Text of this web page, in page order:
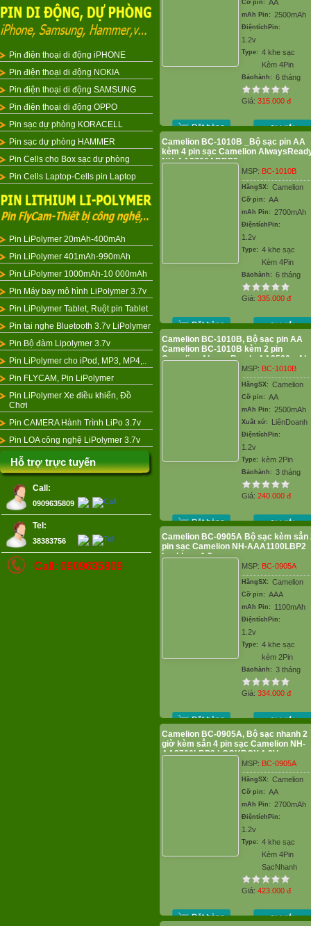
Pin điện thoại di động iPHONE
Pin điện thoại di động NOKIA
Pin điện thoại di động SAMSUNG
Pin điện thoại di động OPPO
Pin sạc dự phòng KORACELL
Pin sạc dự phòng HAMMER
Pin Cells cho Box sạc dự phòng
Pin Cells Laptop-Cells pin Laptop
Pin LiPolymer 20mAh-400mAh
Pin LiPolymer 401mAh-990mAh
Pin LiPolymer 1000mAh-10 000mAh
Pin Máy bay mô hình LiPolymer 3.7v
Pin LiPolymer Tablet, Ruột pin Tablet
Pin tai nghe Bluetooth 3.7v LiPolymer
Pin Bộ đàm Lipolymer 3.7v
Pin LiPolymer cho iPod, MP3, MP4,..
Pin FLYCAM, Pin LiPolymer
Pin LiPolymer Xe điều khiển, Đồ
Chơi
Pin CAMERA Hành Trình LiPo 3.7v
Pin LOA công nghệ LiPolymer 3.7v
Hỗ trợ trực tuyến
Call:
0909635809
Tel:
38383756
Call: 0909635809
Cỡ pin: AA
mAh Pin: 2500mAh
ĐiệntíchPin:
1.2v
Type: 4 khe sạc
Kèm 4Pin
Bảohành: 6 tháng
Giá: 315.000 đ
Camelion BC-1010B _Bộ sạc pin AA
kèm 4 pin sạc Camelion
NH-AA2700ARBP2
MSP: BC-1010B
HãngSX: Camelion
Cỡ pin: AA
mAh Pin: 2700mAh
ĐiệntíchPin:
1.2v
Type: 4 khe sạc
Kèm 4Pin
Bảohành: 6 tháng
Giá: 335.000 đ
Camelion BC-1010B, Bộ sạc pin AA
Camelion BC-1010B kèm 2 pin
Camelion AlwaysReady AA2500mAh
MSP: BC-1010B
HãngSX: Camelion
Cỡ pin: AA
mAh Pin: 2500mAh
Xuất xứ: LiênDoanh
ĐiệntíchPin:
1.2v
Type: kèm 2Pin
Bảohành: 3 tháng
Giá: 240.000 đ
Camelion BC-0905A Bộ sạc kèm sẳn
pin sạc Camelion NH-AAA1100LBP2
Lockbox -1.2v
MSP: BC-0905A
HãngSX: Camelion
Cỡ pin: AAA
mAh Pin: 1100mAh
ĐiệntíchPin:
1.2v
Type: 4 khe sạc
kèm 2Pin
Bảohành: 3 tháng
Giá: 334.000 đ
Camelion BC-0905A, Bộ sạc nhanh 2
giờ kèm sẳn 4 pin sạc Camelion NH-
AA2700LBP2 LOCKBOX 1.2V
MSP: BC-0905A
HãngSX: Camelion
Cỡ pin: AA
mAh Pin: 2700mAh
ĐiệntíchPin:
1.2v
Type: 4 khe sạc
Kèm 4Pin
SạcNhanh
Giá: 423.000 đ